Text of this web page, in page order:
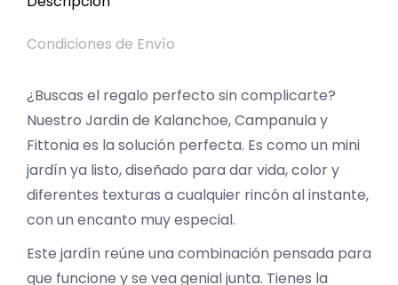
Condiciones de Envío
¿Buscas el regalo perfecto sin complicarte?
Nuestro Jardin de Kalanchoe, Campanula y
Fittonia es la solución perfecta. Es como un mini
jardín ya listo, diseñado para dar vida, color y
diferentes texturas a cualquier rincón al instante,
con un encanto muy especial.
Este jardín reúne una combinación pensada para
que funcione y se vea genial junta. Tienes la